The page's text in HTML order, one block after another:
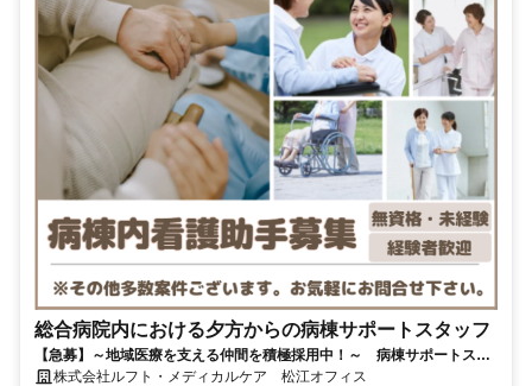
総合病院内における夕方からの病棟サポートスタッフ
【急募】～地域医療を支える仲間を積極採用中！～ 病棟サポートスタ
ッフ/高時給/土日祝休
株式会社ルフト・メディカルケア 松江オフィス